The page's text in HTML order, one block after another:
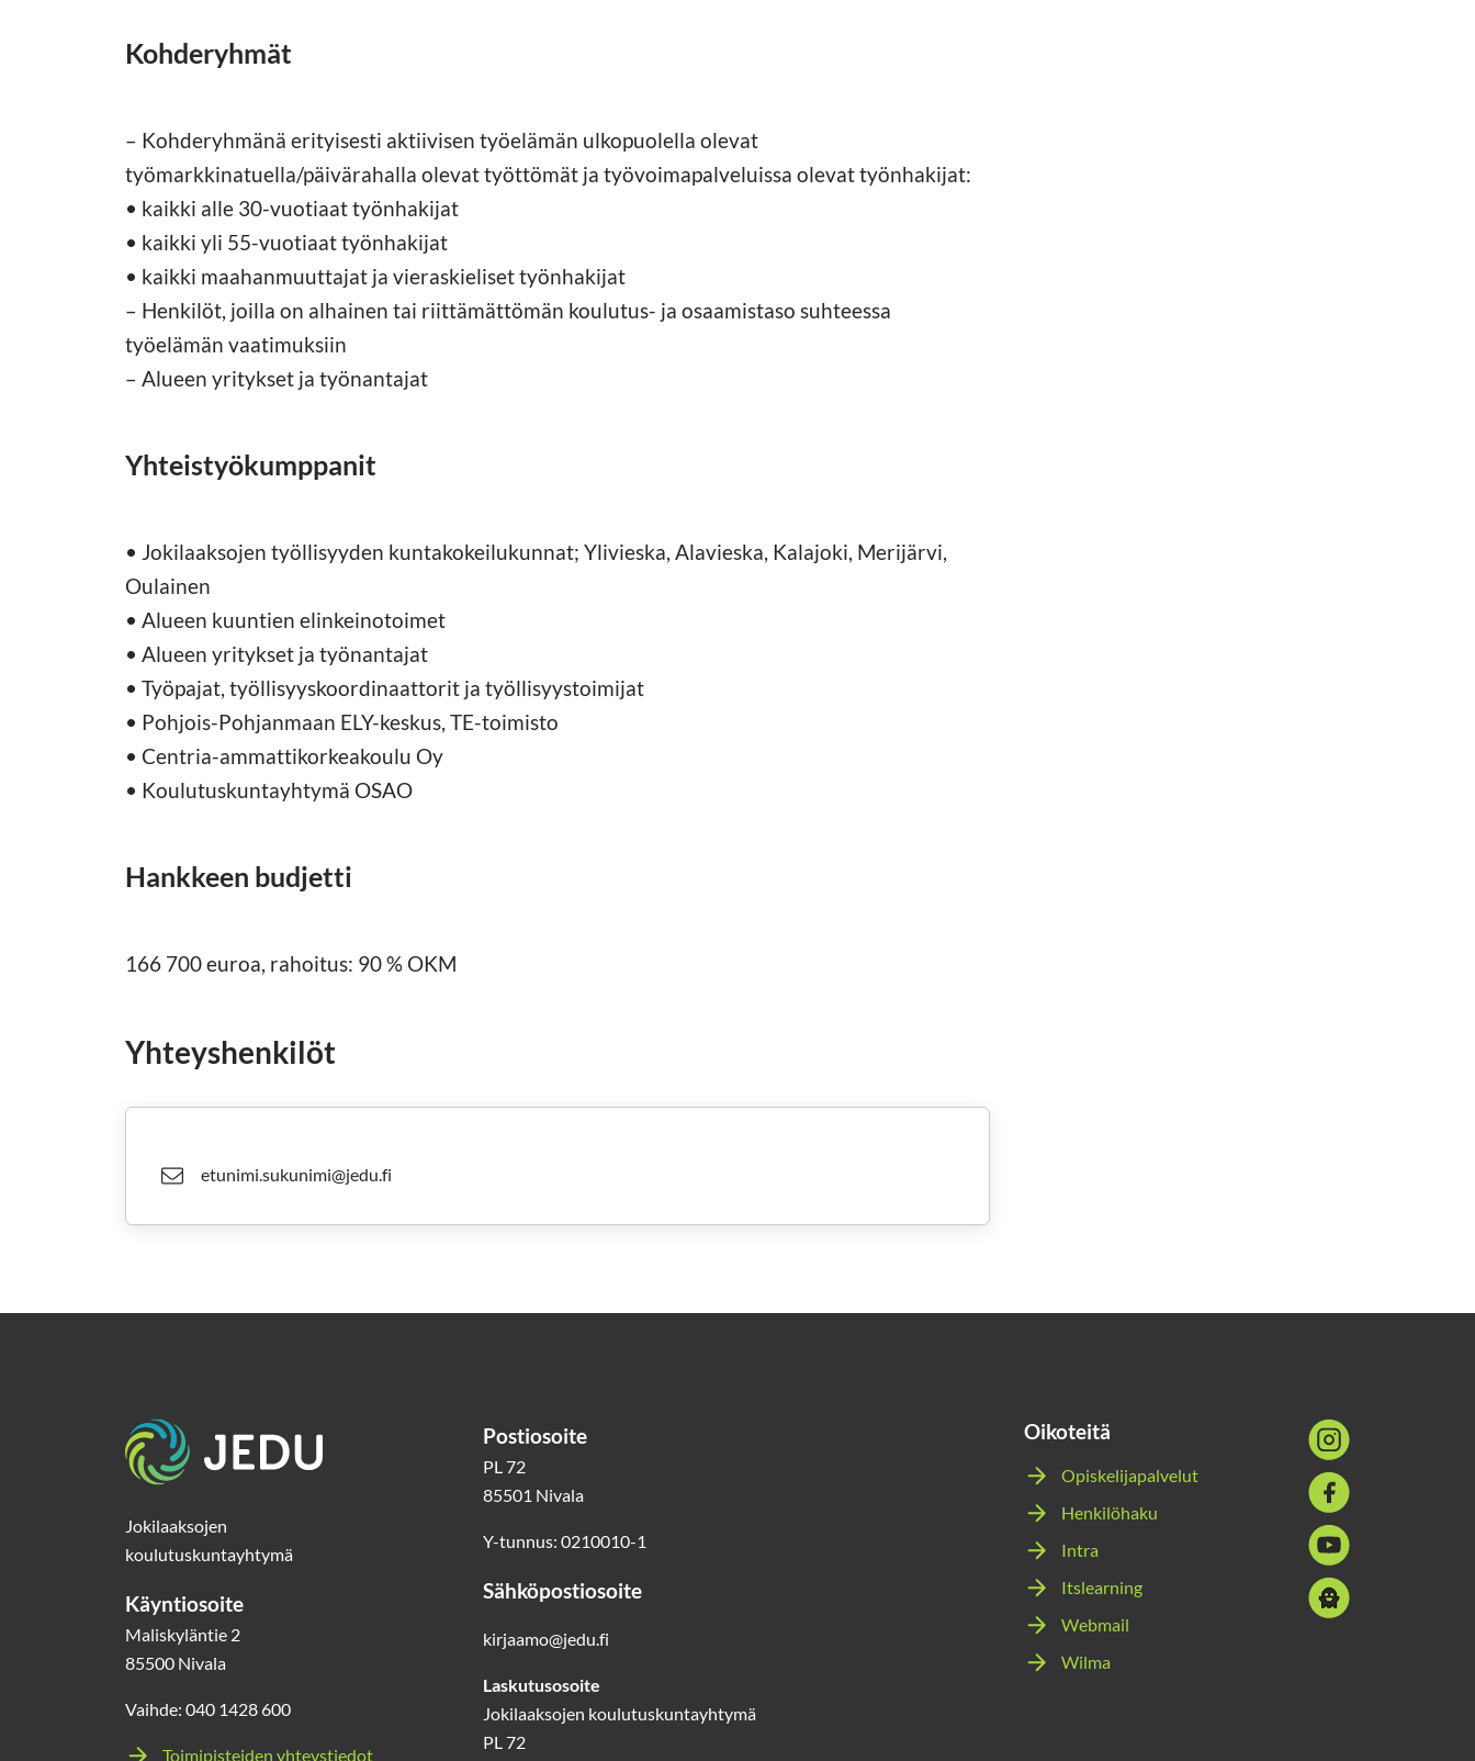
Kohderyhmät
– Kohderyhmänä erityisesti aktiivisen työelämän ulkopuolella olevat
työmarkkinatuella/päivärahalla olevat työttömät ja työvoimapalveluissa olevat työnhakijat:
• kaikki alle 30-vuotiaat työnhakijat
• kaikki yli 55-vuotiaat työnhakijat
• kaikki maahanmuuttajat ja vieraskieliset työnhakijat
– Henkilöt, joilla on alhainen tai riittämättömän koulutus- ja osaamistaso suhteessa
työelämän vaatimuksiin
– Alueen yritykset ja työnantajat
Yhteistyökumppanit
• Jokilaaksojen työllisyyden kuntakokeilukunnat; Ylivieska, Alavieska, Kalajoki, Merijärvi,
Oulainen
• Alueen kuuntien elinkeinotoimet
• Alueen yritykset ja työnantajat
• Työpajat, työllisyyskoordinaattorit ja työllisyystoimijat
• Pohjois-Pohjanmaan ELY-keskus, TE-toimisto
• Centria-ammattikorkeakoulu Oy
• Koulutuskuntayhtymä OSAO
Hankkeen budjetti
166 700 euroa, rahoitus: 90 % OKM
Yhteyshenkilöt
etunimi.sukunimi@jedu.fi
Etusivu
Jokilaaksojen
koulutuskuntayhtymä
Käyntiosoite
Maliskyläntie 2
85500 Nivala
Vaihde: 040 1428 600
Toimipisteiden yhteystiedot
Postiosoite
PL 72
85501 Nivala
Y-tunnus: 0210010-1
Sähköpostiosoite
kirjaamo@jedu.fi
Laskutusosoite
Jokilaaksojen koulutuskuntayhtymä
PL 72
Oikoteitä
Opiskelijapalvelut
Henkilöhaku
Intra
Itslearning
Webmail
Wilma
Sosiaalinen
media:
instagram
Sosiaalinen
media:
facebook
Sosiaalinen
media:
youtube
Sosiaalinen
media: